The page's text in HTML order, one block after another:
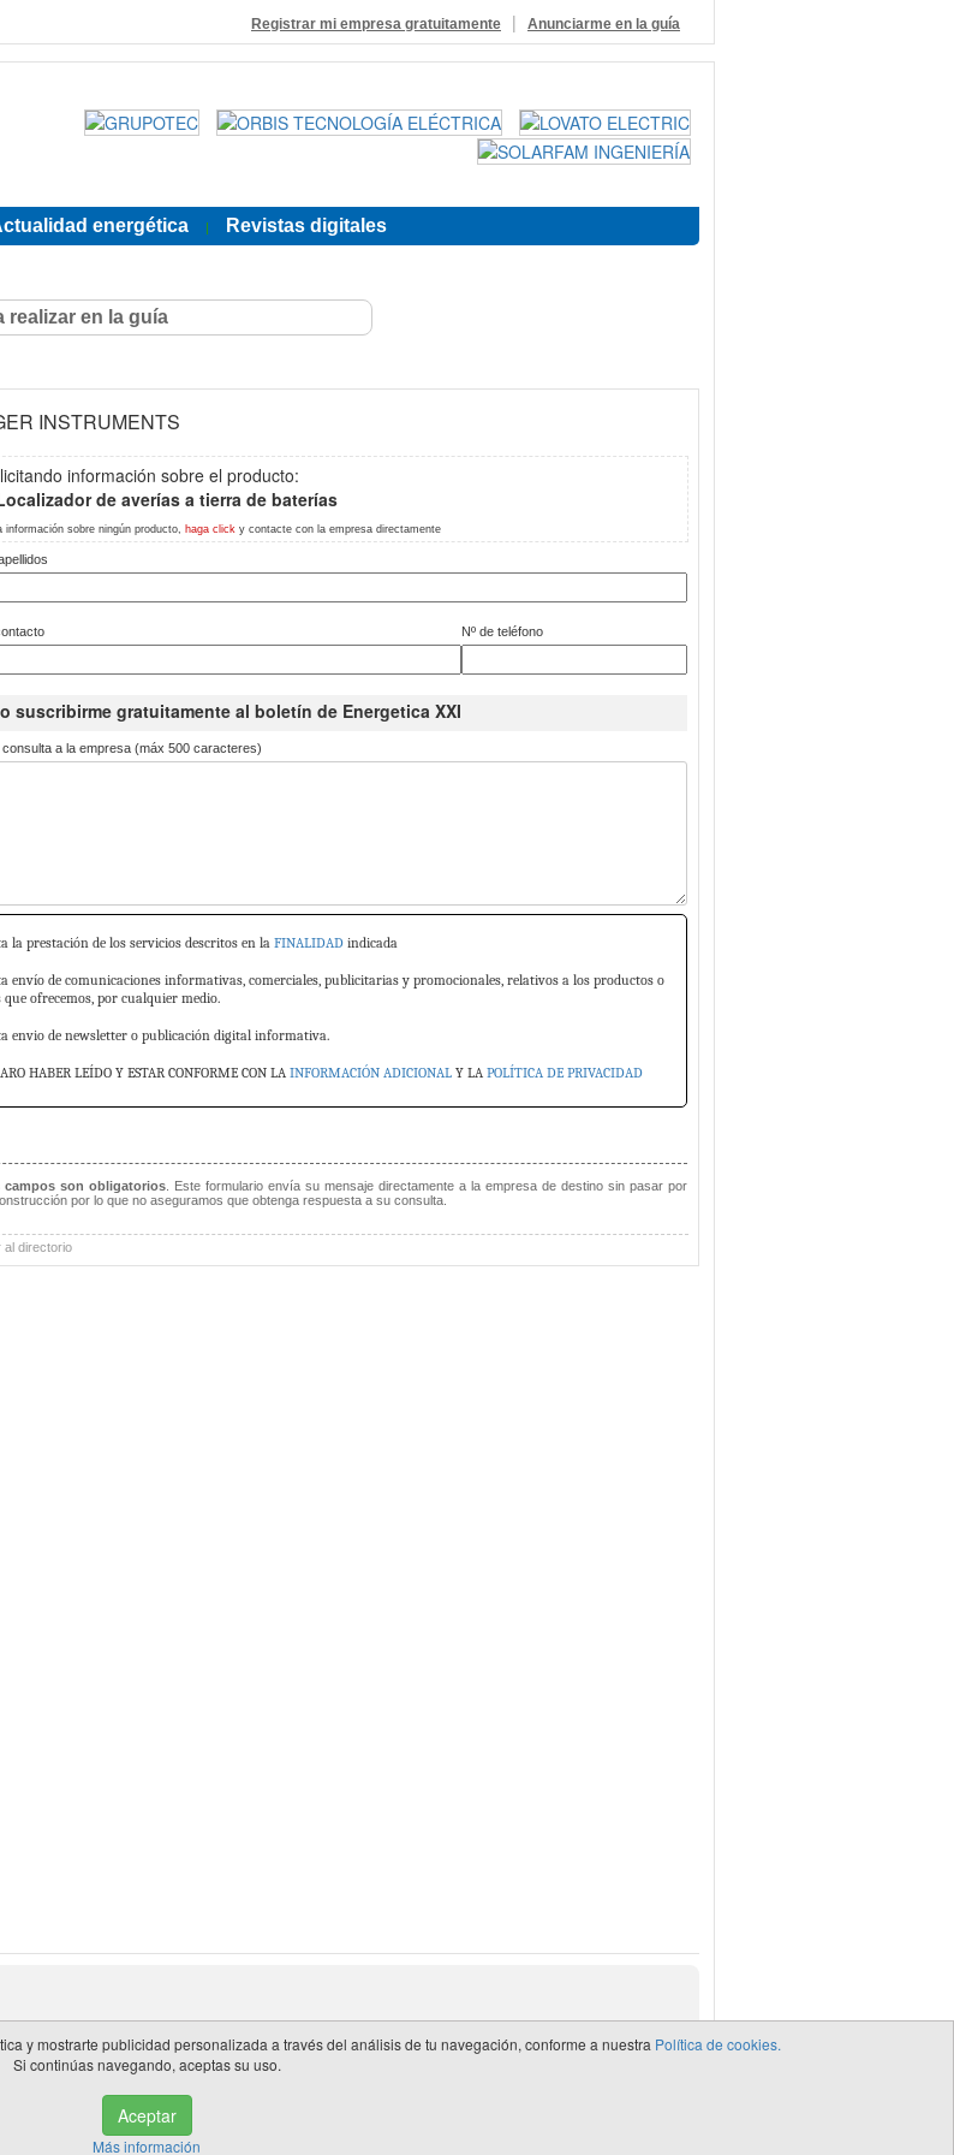
Registrar mi empresa gratuitamente | Anunciarme en la guía
energética | Revistas digitales
INSTRUMENTS
información sobre el producto:
de averías a tierra de baterías
información sobre ningún producto, haga click y contacte con la empresa directamente
Nº de teléfono
suscribirme gratuitamente al boletín de Energetica XXI
a la empresa (máx 500 caracteres)
la prestación de los servicios descritos en la FINALIDAD indicada
envío de comunicaciones informativas, comerciales, publicitarias y promocionales, relativos a los productos o
que ofrecemos, por cualquier medio.
envio de newsletter o publicación digital informativa.
HABER LEÍDO Y ESTAR CONFORME CON LA INFORMACIÓN ADICIONAL Y LA POLÍTICA DE PRIVACIDAD
campos son obligatorios . Este formulario envía su mensaje directamente a la empresa de destino sin pasar por
por lo que no aseguramos que obtenga respuesta a su consulta.
al directorio
y mostrarte publicidad personalizada a través del análisis de tu navegación, conforme a nuestra Política de cookies.
Si continúas navegando, aceptas su uso.
Aceptar
Más información
Aviso legal | Información adicional